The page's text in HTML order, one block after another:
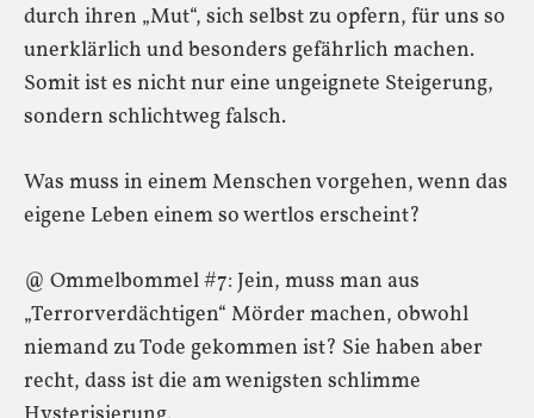
durch ihren „Mut“, sich selbst zu opfern, für uns so
unerklärlich und besonders gefährlich machen.
Somit ist es nicht nur eine ungeignete Steigerung,
sondern schlichtweg falsch.
Was muss in einem Menschen vorgehen, wenn das
eigene Leben einem so wertlos erscheint?
@ Ommelbommel #7: Jein, muss man aus
„Terrorverdächtigen“ Mörder machen, obwohl
niemand zu Tode gekommen ist? Sie haben aber
recht, dass ist die am wenigsten schlimme